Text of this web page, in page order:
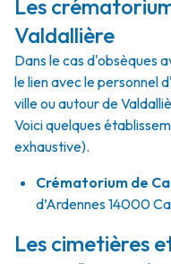
Les
Valdallière
Dans le cas d'obsèques
le lien avec le personnel
ville ou autour de
Voici quelques
exhaustive).
Crématorium de
d’Ardennes 14000
Les cimetières